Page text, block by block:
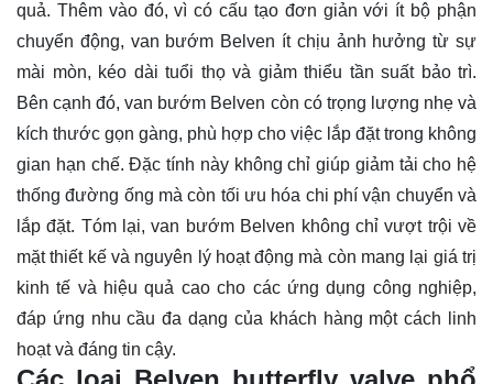
quả. Thêm vào đó, vì có cấu tạo đơn giản với ít bộ phận
chuyển động, van bướm Belven ít chịu ảnh hưởng từ sự
mài mòn, kéo dài tuổi thọ và giảm thiểu tần suất bảo trì.
Bên cạnh đó, van bướm Belven còn có trọng lượng nhẹ và
kích thước gọn gàng, phù hợp cho việc lắp đặt trong không
gian hạn chế. Đặc tính này không chỉ giúp giảm tải cho hệ
thống đường ống mà còn tối ưu hóa chi phí vận chuyển và
lắp đặt. Tóm lại, van bướm Belven không chỉ vượt trội về
mặt thiết kế và nguyên lý hoạt động mà còn mang lại giá trị
kinh tế và hiệu quả cao cho các ứng dụng công nghiệp,
đáp ứng nhu cầu đa dạng của khách hàng một cách linh
hoạt và đáng tin cậy.